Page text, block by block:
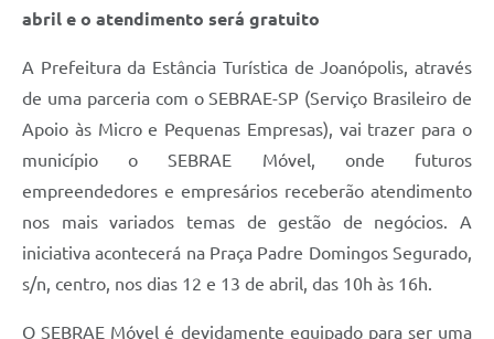
abril e o atendimento será gratuito
A Prefeitura da Estância Turística de Joanópolis, através
de uma parceria com o SEBRAE-SP (Serviço Brasileiro de
Apoio às Micro e Pequenas Empresas), vai trazer para o
município o SEBRAE Móvel, onde futuros
empreendedores e empresários receberão atendimento
nos mais variados temas de gestão de negócios. A
iniciativa acontecerá na Praça Padre Domingos Segurado,
s/n, centro, nos dias 12 e 13 de abril, das 10h às 16h.
O SEBRAE Móvel é devidamente equipado para ser uma